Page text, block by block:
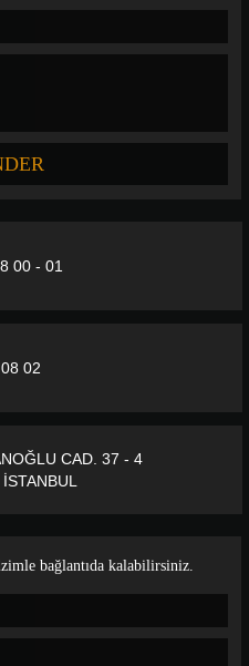
00 - 01
02
CAD. 37 - 4
bağlantıda kalabilirsiniz.